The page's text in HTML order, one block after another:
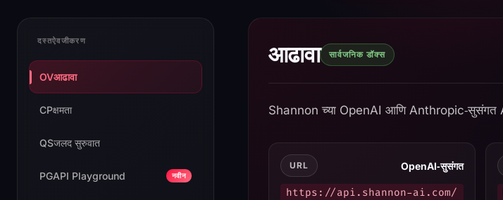
दस्तऐवजीकरण
OVआढावा
CPक्षमता
QSजलद सुरुवात
PGAPI Playground नवीन
Shannon AI API
आढावा सार्वजनिक डॉक्स
Shannon च्या OpenAI आणि Anthropic‑सुसंगत
URL OpenAI‑सुसंगत
https://api.shannon-ai.com/